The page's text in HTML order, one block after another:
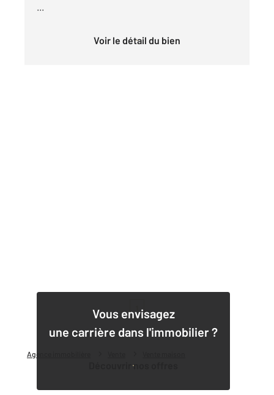
Agence immobilière
...
Voir le détail du bien
Vous envisagez
une carrière dans l'immobilier ?
Découvrir nos offres
1